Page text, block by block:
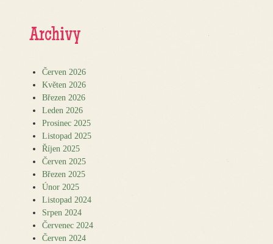
Archivy
Červen 2026
Květen 2026
Březen 2026
Leden 2026
Prosinec 2025
Listopad 2025
Říjen 2025
Červen 2025
Březen 2025
Únor 2025
Listopad 2024
Srpen 2024
Červenec 2024
Červen 2024